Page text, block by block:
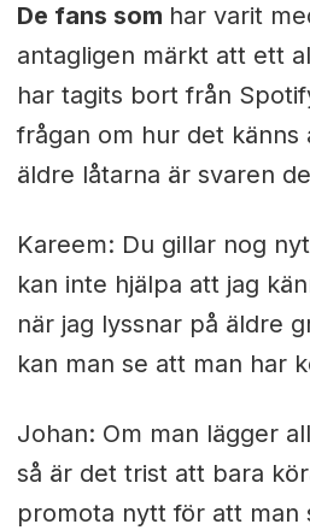
De fans som har varit
antagligen märkt att ett
har tagits bort från
frågan om hur det känns
äldre låtarna är svaren
Kareem: Du gillar nog
kan inte hjälpa att jag
när jag lyssnar på äldre
kan man se att man har
Johan: Om man lägger
så är det trist att bara
promota nytt för att man